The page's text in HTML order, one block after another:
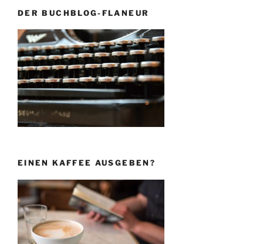
DER BUCHBLOG-FLANEUR
EINEN KAFFEE AUSGEBEN?